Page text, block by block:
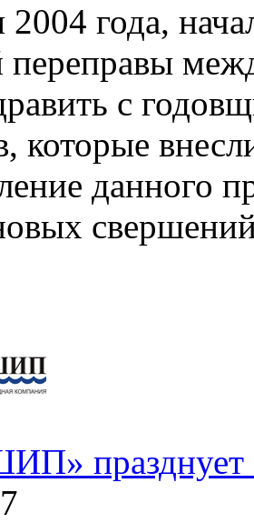
2004 года,
переправы
с
которые
данного
празднует